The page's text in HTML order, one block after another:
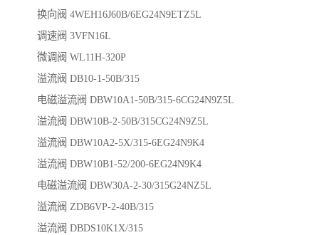
换向阀 4WEH16J60B/6EG24N9ETZ5L
调速阀 3VFN16L
微调阀 WL11H-320P
溢流阀 DB10-1-50B/315
电磁溢流阀 DBW10A1-50B/315-6CG24N9Z5L
溢流阀 DBW10B-2-50B/315CG24N9Z5L
溢流阀 DBW10A2-5X/315-6EG24N9K4
溢流阀 DBW10B1-52/200-6EG24N9K4
电磁溢流阀 DBW30A-2-30/315G24NZ5L
溢流阀 ZDB6VP-2-40B/315
溢流阀 DBDS10K1X/315